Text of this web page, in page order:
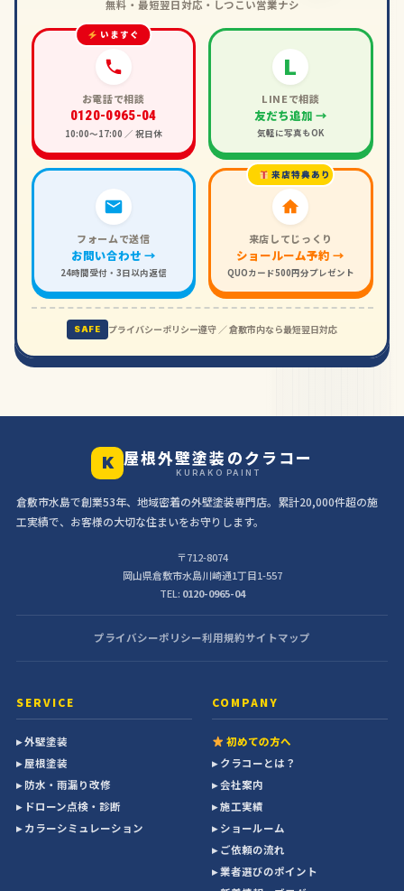
無料・最短翌日対応・しつこい営業ナシ
いますぐ
お電話で相談
0120-0965-04
10:00〜17:00 ／ 祝日休
L
LINEで相談
友だち追加 →
気軽に写真もOK
フォームで送信
お問い合わせ →
24時間受付・3日以内返信
来店特典あり
来店してじっくり
ショールーム予約 →
QUOカード500円分プレゼント
SAFE プライバシーポリシー遵守 ／ 倉敷市内なら最短翌日対応
K 屋根外壁塗装のクラコー
KURAKO PAINT
倉敷市水島で創業53年、地域密着の外壁塗装専門店。累計20,000件超の施
工実績で、お客様の大切な住まいをお守りします。
〒712-8074
岡山県倉敷市水島川崎通1丁目1-557
TEL: 0120-0965-04
プライバシーポリシー利用規約サイトマップ
SERVICE
▸ 外壁塗装
▸ 屋根塗装
▸ 防水・雨漏り改修
▸ ドローン点検・診断
▸ カラーシミュレーション
COMPANY
初めての方へ
▸ クラコーとは？
▸ 会社案内
▸ 施工実績
▸ ショールーム
▸ ご依頼の流れ
▸ 業者選びのポイント